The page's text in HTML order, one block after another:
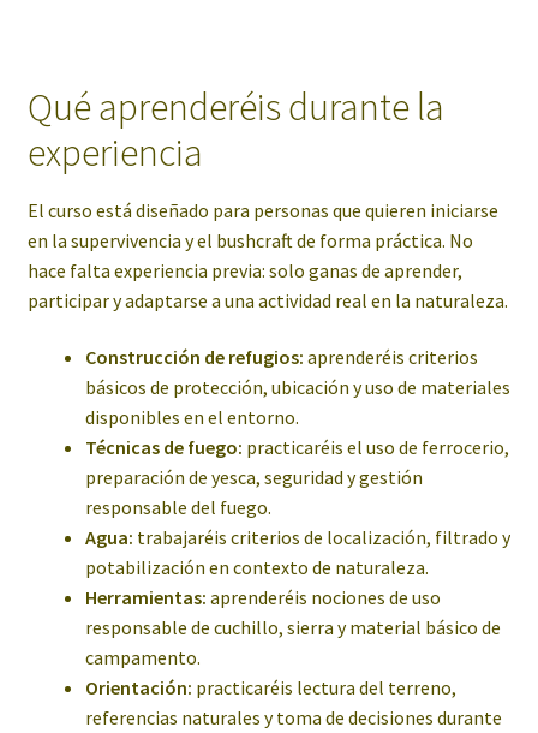
Qué aprenderéis durante la
experiencia
El curso está diseñado para personas que quieren iniciarse
en la supervivencia y el bushcraft de forma práctica. No
hace falta experiencia previa: solo ganas de aprender,
participar y adaptarse a una actividad real en la naturaleza.
Construcción de refugios: aprenderéis criterios
básicos de protección, ubicación y uso de materiales
disponibles en el entorno.
Técnicas de fuego: practicaréis el uso de ferrocerio,
preparación de yesca, seguridad y gestión
responsable del fuego.
Agua: trabajaréis criterios de localización, filtrado y
potabilización en contexto de naturaleza.
Herramientas: aprenderéis nociones de uso
responsable de cuchillo, sierra y material básico de
campamento.
Orientación: practicaréis lectura del terreno,
referencias naturales y toma de decisiones durante